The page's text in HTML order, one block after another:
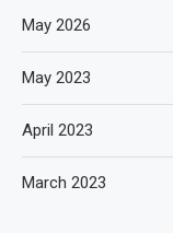
May 2026
May 2023
April 2023
March 2023